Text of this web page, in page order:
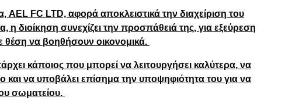
FC LTD, αφορά αποκλειστικά την διαχείριση του
διοίκηση συνεχίζει την προσπάθειά της, για εξεύρεση
θέση να βοηθήσουν οικονομικά.
κάποιος που μπορεί να λειτουργήσει καλύτερα, να
και να υποβάλει επίσημα την υποψηφιότητα του για να
σωματείου.